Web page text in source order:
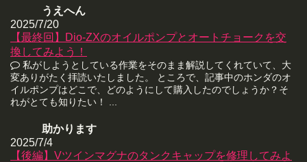
うえへん
2025/7/20
【最終回】Dio-ZXのオイルポンプとオートチョークを交
換してみよう！
私がしようとしている作業をそのまま解説してくれていて、大
変ありがたく拝読いたしました。 ところで、記事中のホンダのオ
イルポンプはどこで、どのようにして購入したのでしょうか？そ
れがとても知りたい！ ...
助かります
2025/7/4
【後編】Vツインマグナのタンクキャップを修理してみよ